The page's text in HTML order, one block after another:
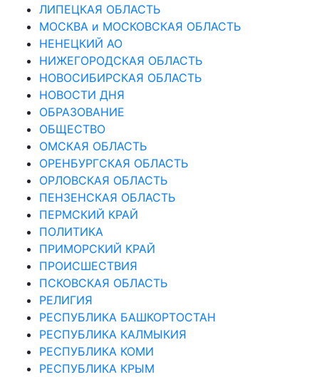
ЛИПЕЦКАЯ ОБЛАСТЬ
МОСКВА и МОСКОВСКАЯ ОБЛАСТЬ
НЕНЕЦКИЙ АО
НИЖЕГОРОДСКАЯ ОБЛАСТЬ
НОВОСИБИРСКАЯ ОБЛАСТЬ
НОВОСТИ ДНЯ
ОБРАЗОВАНИЕ
ОБЩЕСТВО
ОМСКАЯ ОБЛАСТЬ
ОРЕНБУРГСКАЯ ОБЛАСТЬ
ОРЛОВСКАЯ ОБЛАСТЬ
ПЕНЗЕНСКАЯ ОБЛАСТЬ
ПЕРМСКИЙ КРАЙ
ПОЛИТИКА
ПРИМОРСКИЙ КРАЙ
ПРОИСШЕСТВИЯ
ПСКОВСКАЯ ОБЛАСТЬ
РЕЛИГИЯ
РЕСПУБЛИКА БАШКОРТОСТАН
РЕСПУБЛИКА КАЛМЫКИЯ
РЕСПУБЛИКА КОМИ
РЕСПУБЛИКА КРЫМ